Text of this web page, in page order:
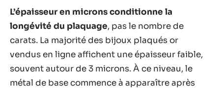
L’épaisseur en microns conditionne la
longévité du plaquage, pas le nombre de
carats. La majorité des bijoux plaqués or
vendus en ligne affichent une épaisseur faible,
souvent autour de 3 microns. À ce niveau, le
métal de base commence à apparaître après